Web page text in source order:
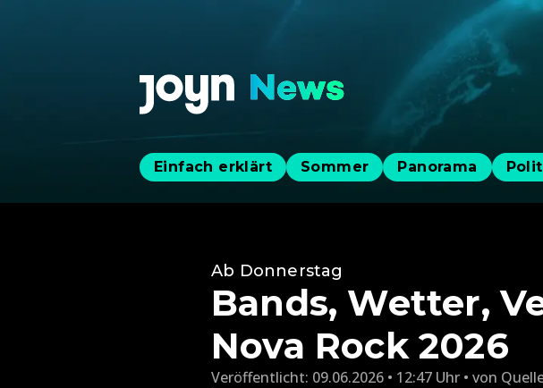
Einfach erklärt Sommer Panorama
Ab Donnerstag
Bands, Wetter,
Nova Rock 2026
Veröffentlicht: 09.06.2026 • 12:47 Uhr von